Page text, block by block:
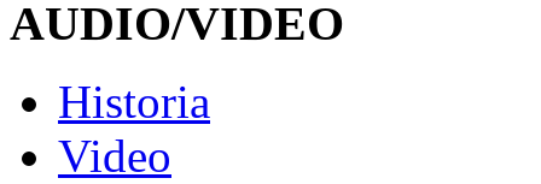
AUDIO/VIDEO
Historia
Video